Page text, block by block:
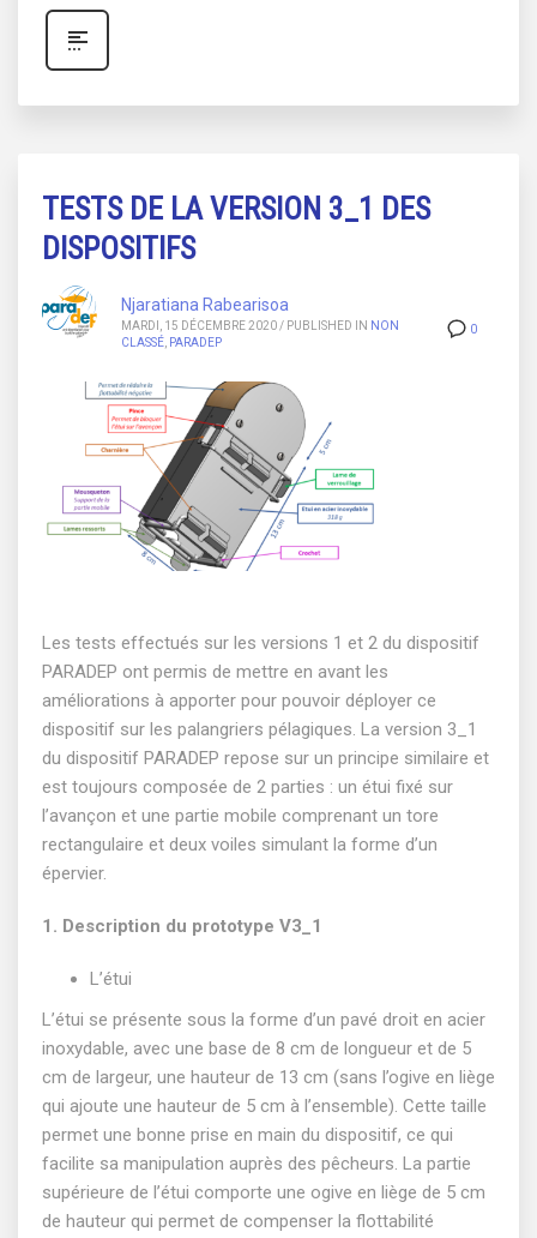
TESTS DE LA VERSION 3_1 DES
DISPOSITIFS
0
Njaratiana Rabearisoa
MARDI, 15 DÉCEMBRE 2020 / PUBLISHED IN NON
CLASSÉ PARADEP
Les tests effectués sur les versions 1 et 2 du dispositif
PARADEP ont permis de mettre en avant les
améliorations à apporter pour pouvoir déployer ce
dispositif sur les palangriers pélagiques. La version 3_1
du dispositif PARADEP repose sur un principe similaire et
est toujours composée de 2 parties : un étui fixé sur
l’avançon et une partie mobile comprenant un tore
rectangulaire et deux voiles simulant la forme d’un
épervier.
1. Description du prototype V3_1
L’étui
L’étui se présente sous la forme d’un pavé droit en acier
inoxydable, avec une base de 8 cm de longueur et de 5
cm de largeur, une hauteur de 13 cm (sans l’ogive en liège
qui ajoute une hauteur de 5 cm à l’ensemble). Cette taille
permet une bonne prise en main du dispositif, ce qui
facilite sa manipulation auprès des pêcheurs. La partie
supérieure de l’étui comporte une ogive en liège de 5 cm
de hauteur qui permet de compenser la flottabilité